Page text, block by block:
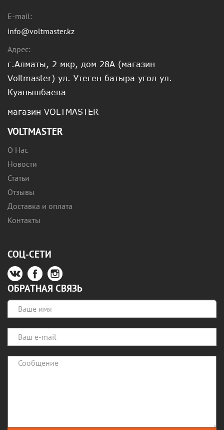
E-mail:
info@voltmaster.kz
Адрес:
г.Алматы, 2 мкр, дом 28А (магазин
Voltmaster) ул. Утеген батыра угол ул.
Куанышбаева
магазин VOLTMASTER
VOLTMASTER
О Нас
Новости
Статьи
Отзывы
Доставка и оплата
Контакты
СОЦ-СЕТИ
ОБРАТНАЯ СВЯЗЬ